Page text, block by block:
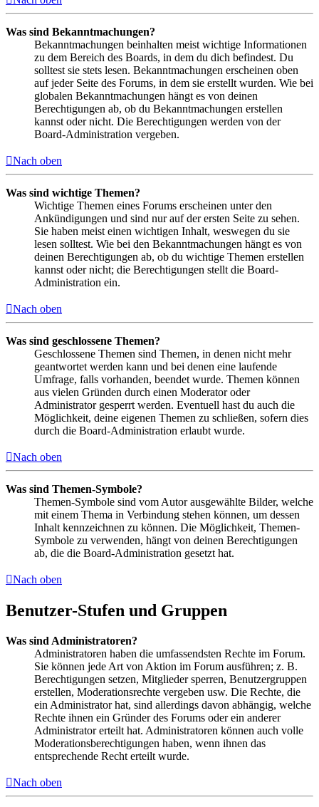
Was sind Bekanntmachungen?
Bekanntmachungen beinhalten meist wichtige Informationen
zu dem Bereich des Boards, in dem du dich befindest. Du
solltest sie stets lesen. Bekanntmachungen erscheinen oben
auf jeder Seite des Forums, in dem sie erstellt wurden. Wie bei
globalen Bekanntmachungen hängt es von deinen
Berechtigungen ab, ob du Bekanntmachungen erstellen
kannst oder nicht. Die Berechtigungen werden von der
Board-Administration vergeben.
Nach oben
Was sind wichtige Themen?
Wichtige Themen eines Forums erscheinen unter den
Ankündigungen und sind nur auf der ersten Seite zu sehen.
Sie haben meist einen wichtigen Inhalt, weswegen du sie
lesen solltest. Wie bei den Bekanntmachungen hängt es von
deinen Berechtigungen ab, ob du wichtige Themen erstellen
kannst oder nicht; die Berechtigungen stellt die Board-
Administration ein.
Nach oben
Was sind geschlossene Themen?
Geschlossene Themen sind Themen, in denen nicht mehr
geantwortet werden kann und bei denen eine laufende
Umfrage, falls vorhanden, beendet wurde. Themen können
aus vielen Gründen durch einen Moderator oder
Administrator gesperrt werden. Eventuell hast du auch die
Möglichkeit, deine eigenen Themen zu schließen, sofern dies
durch die Board-Administration erlaubt wurde.
Nach oben
Was sind Themen-Symbole?
Themen-Symbole sind vom Autor ausgewählte Bilder, welche
mit einem Thema in Verbindung stehen können, um dessen
Inhalt kennzeichnen zu können. Die Möglichkeit, Themen-
Symbole zu verwenden, hängt von deinen Berechtigungen
ab, die die Board-Administration gesetzt hat.
Nach oben
Benutzer-Stufen und Gruppen
Was sind Administratoren?
Administratoren haben die umfassendsten Rechte im Forum.
Sie können jede Art von Aktion im Forum ausführen; z. B.
Berechtigungen setzen, Mitglieder sperren, Benutzergruppen
erstellen, Moderationsrechte vergeben usw. Die Rechte, die
ein Administrator hat, sind allerdings davon abhängig, welche
Rechte ihnen ein Gründer des Forums oder ein anderer
Administrator erteilt hat. Administratoren können auch volle
Moderationsberechtigungen haben, wenn ihnen das
entsprechende Recht erteilt wurde.
Nach oben